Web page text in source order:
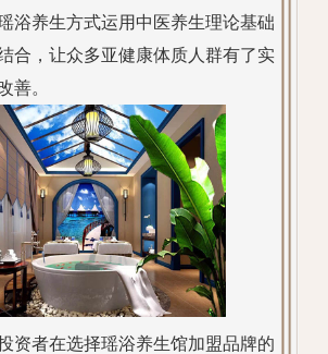
浴养生方式运用中医养生理论基础
合，让众多亚健康体质人群有了实
善。
者在选择瑶浴养生馆加盟品牌的